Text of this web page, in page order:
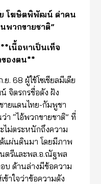
ย โฆษิตพิพัฒน์ ด่าคน
พวกขายชาติ”
เนื้อหาเป็นเท็จ
ของตน**
ย. 68 ผู้ใช้โซเชียลมีเดีย
จิตรกรชื่อดัง ฝัง
ายแดนไทย-กัมพูชา
า “ไอ้พวกขายชาติ” ที่
ไม่ตระหนักถึงความ
แผ่นดินมา โดยมีภาพ
ตรีและพล.อ.ณัฐพล
บ ด้านล่างมีข้อความ
ข้าใจว่าข้อความดัง